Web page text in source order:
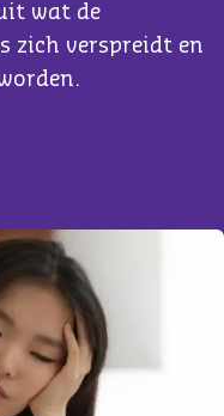
wat de
zich verspreidt en